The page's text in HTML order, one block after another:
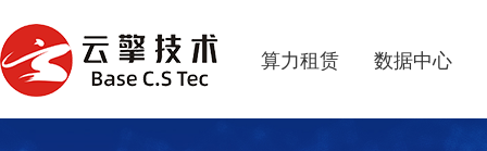
算力租赁 数据中心